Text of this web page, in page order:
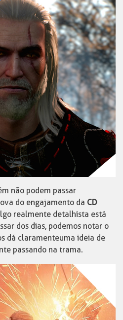
não podem passar
do engajamento da CD
realmente detalhista está
dos dias, podemos notar o
dá claramente uma ideia de
passando na trama.